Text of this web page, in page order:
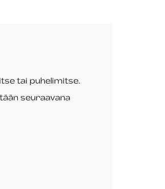
tai puhelimitse.
seuraavana